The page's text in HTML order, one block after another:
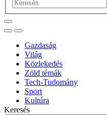
Gazdaság
Világ
Közlekedés
Zöld témák
Tech-Tudomány
Sport
Kultúra
Keresés